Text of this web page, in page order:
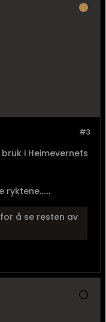
#3
i Heimevernets
for å se resten av